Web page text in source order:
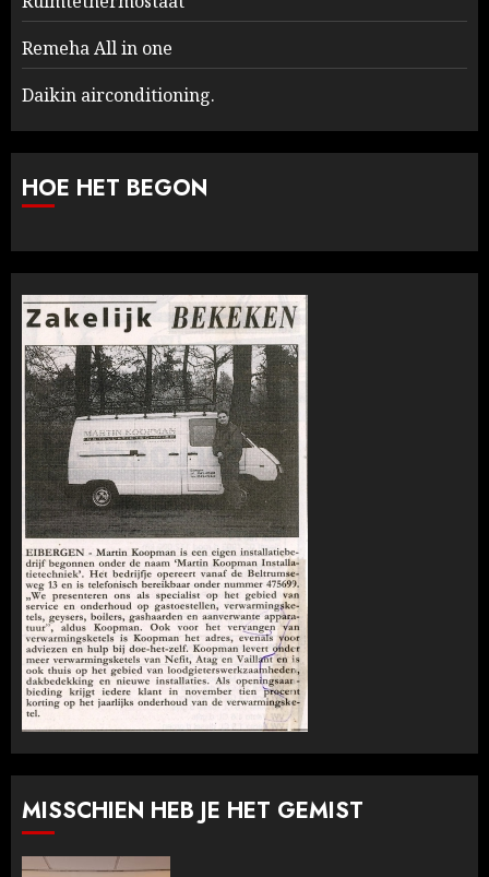
Remeha All in one
Daikin airconditioning.
HOE HET BEGON
MISSCHIEN HEB JE HET GEMIST